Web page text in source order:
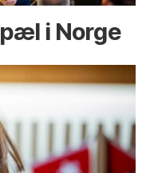
i Norge